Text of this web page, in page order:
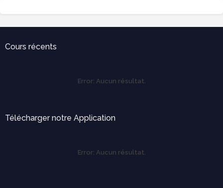
Cours récents
Error: Aucun résultat.
Télécharger notre Application
Error: Aucun résultat.